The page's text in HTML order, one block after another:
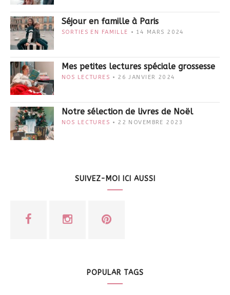
Séjour en famille à Paris
SORTIES EN FAMILLE 14 MARS 2024
Mes petites lectures spéciale grossesse
NOS LECTURES 26 JANVIER 2024
Notre sélection de livres de Noël
NOS LECTURES 22 NOVEMBRE 2023
SUIVEZ-MOI ICI AUSSI
POPULAR TAGS